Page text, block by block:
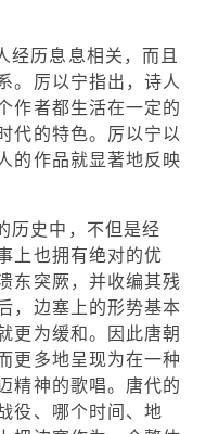
经历息息相关，而且
。厉以宁指出，诗人
作者都生活在一定的
代的特色。厉以宁以
的作品就显著地反映
历史中，不但是经
上也拥有绝对的优
东突厥，并收编其残
，边塞上的形势基本
更为缓和。因此唐朝
更多地呈现为在一种
精神的歌唱。唐代的
役、哪个时间、地